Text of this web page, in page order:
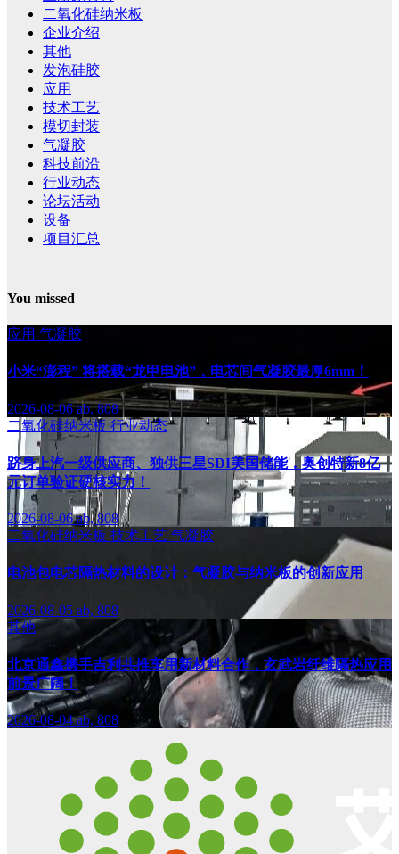
二氧化硅纳米板
企业介绍
其他
发泡硅胶
应用
技术工艺
模切封装
气凝胶
科技前沿
行业动态
论坛活动
设备
项目汇总
You missed
应用 气凝胶
小米“澎程” 将搭载“龙甲电池”，电芯间气凝胶最厚6mm！
2026-08-06ab, 808
二氧化硅纳米板 行业动态
跻身上汽一级供应商、独供三星SDI美国储能，奥创特新8亿
元订单验证硬核实力！
2026-08-06ab, 808
二氧化硅纳米板 技术工艺 气凝胶
电池包电芯隔热材料的设计：气凝胶与纳米板的创新应用
2026-08-05 ab, 808
其他
北京通鑫携手吉利共推车用新材料合作，玄武岩纤维隔热应用
前景广阔！
2026-08-04ab, 808